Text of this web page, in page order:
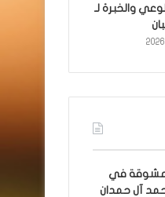
والخبرة لـ
مشوقة في
آل حمدان